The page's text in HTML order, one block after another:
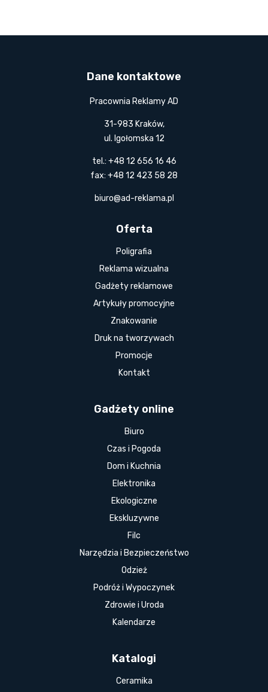
Dane kontaktowe
Pracownia Reklamy AD
31-983 Kraków,
ul. Igołomska 12
tel.: +48 12 656 16 46
fax: +48 12 423 58 28
biuro@ad-reklama.pl
Oferta
Poligrafia
Reklama wizualna
Gadżety reklamowe
Artykuły promocyjne
Znakowanie
Druk na tworzywach
Promocje
Kontakt
Gadżety online
Biuro
Czas i Pogoda
Dom i Kuchnia
Elektronika
Ekologiczne
Ekskluzywne
Filc
Narzędzia i Bezpieczeństwo
Odzież
Podróż i Wypoczynek
Zdrowie i Uroda
Kalendarze
Katalogi
Ceramika